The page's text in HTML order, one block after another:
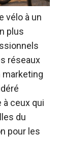
vélo à un
plus
réseaux
marketing
ceux qui
du
pour les